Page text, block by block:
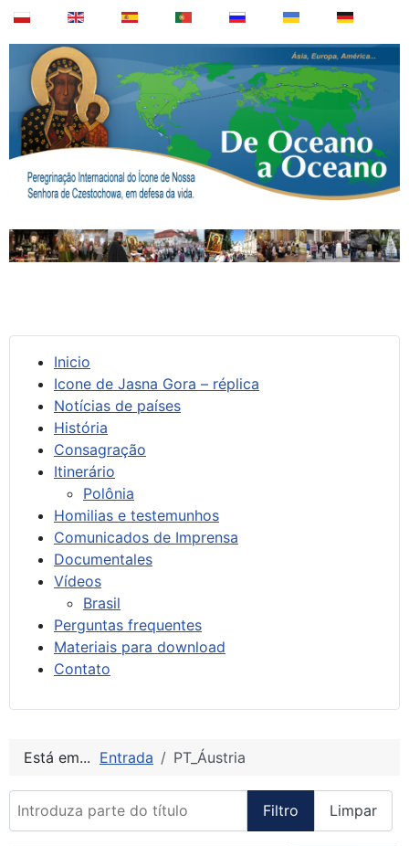
Inicio
Icone de Jasna Gora – réplica
Notícias de países
História
Consagração
Itinerário
Polônia
Homilias e testemunhos
Comunicados de Imprensa
Documentales
Vídeos
Brasil
Perguntas frequentes
Materiais para download
Contato
Está em... Entrada PT_Áustria
Introduza parte do título
Filtro Limpar